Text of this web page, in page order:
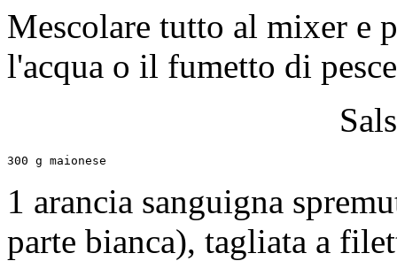
Mescolare tutto al mixer e
l'acqua o il fumetto di
1 arancia sanguigna
parte bianca), tagliata a